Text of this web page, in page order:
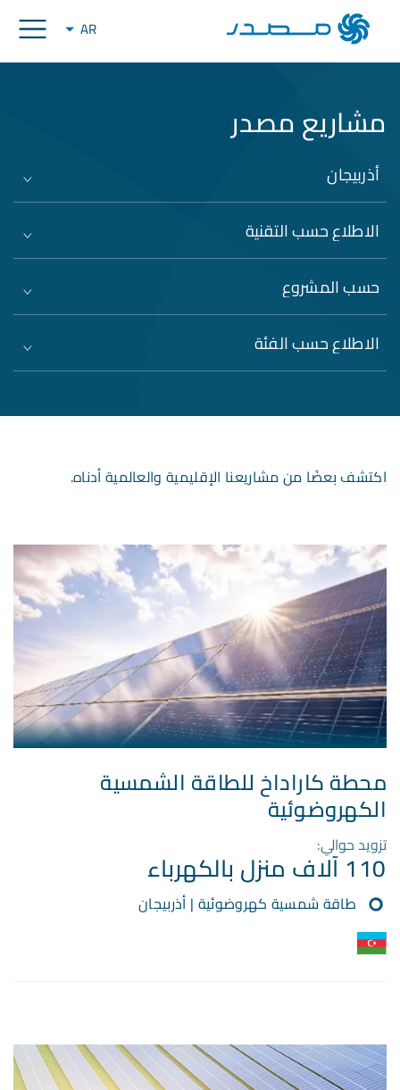
AR
مشاريع مصدر
أذربيجان
الاطلاع حسب التقنية
حسب المشروع
الاطلاع حسب الفئة
اكتشف بعضًا من مشاريعنا الإقليمية والعالمية أدناه.
محطة كاراداخ للطاقة الشمسية
الكهروضوئية
تزويد حوالي:
110 آلاف منزل بالكهرباء
طاقة شمسية كهروضوئية | أذربيجان